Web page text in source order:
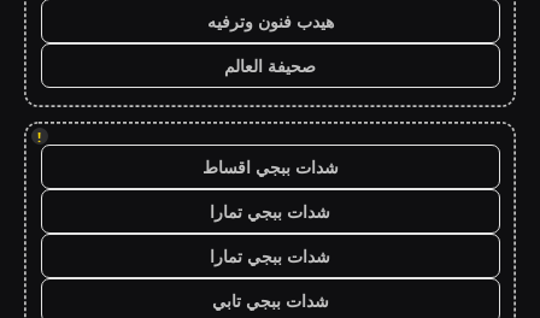
هيدب فنون وترفيه
صحيفة العالم
!
شدات ببجي اقساط
شدات ببجي تمارا
شدات ببجي تمارا
شدات ببجي تابي